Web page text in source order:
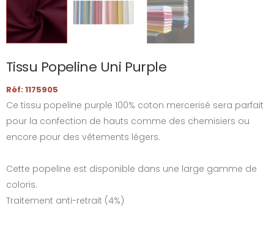
Tissu Popeline Uni Purple
Réf: 1175905
Ce tissu popeline purple 100% coton mercerisé sera parfait
pour la confection de hauts comme des chemisiers ou
encore pour des vêtements légers.
Cette popeline est disponible dans une large gamme de
coloris.
Traitement anti-retrait (4%)